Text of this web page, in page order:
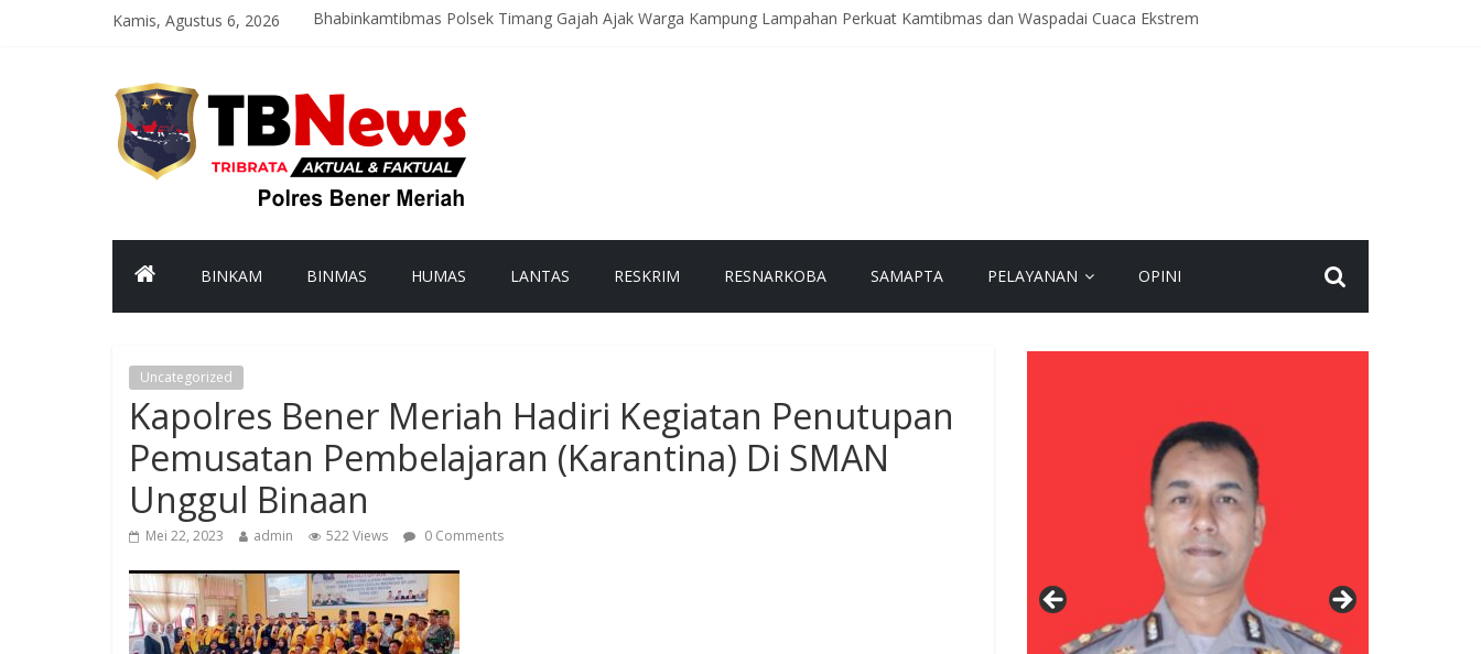
Kamis, Agustus 6, 2026
Bhabinkamtibmas Polsek Timang Gajah Ajak Warga Kampung Lampahan Perkuat Kamtibmas dan Waspadai Cuaca Ekstrem
Satreskrim Polres Bener Meriah Limpahkan Tersangka dan Barang Bukti Kasus Kekerasan terhadap Anak ke Kejaksaan
Polsek Mesidah Tingkatkan Patroli Dialogis, Ajak Warga Waspada Curanmor dan Gangguan Kamtibmas
BINKAM BINMAS HUMAS LANTAS RESKRIM RESNARKOBA SAMAPTA PELAYANAN OPINI
Uncategorized
Kapolres Bener Meriah Hadiri Kegiatan Penutupan
Pemusatan Pembelajaran (Karantina) Di SMAN
Unggul Binaan
Mei 22, 2023 admin 522 Views 0 Comments